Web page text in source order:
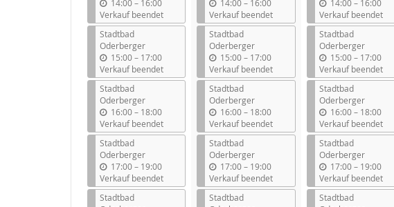
14:00–
i
s
16:00
Verkauf beendet
Stadtbad
Oderberger
15:00–b
i
s
17:00
Verkauf beendet
Stadtbad
Oderberger
16:00–b
i
s
18:00
Verkauf beendet
Stadtbad
Oderberger
17:00–b
i
s
19:00
Verkauf beendet
Stadtbad
14:00 –
i
s
16:00
Verkauf beendet
Stadtbad
Oderberger
15:00 –b
i
s
17:00
Verkauf beendet
Stadtbad
Oderberger
16:00 –b
i
s
18:00
Verkauf beendet
Stadtbad
Oderberger
17:00 –b
i
s
19:00
Verkauf beendet
Stadtbad
14:00 –
i
s
16:00
Verkauf beendet
Stadtbad
Oderberger
15:00 –b
i
s
17:00
Verkauf beendet
Stadtbad
Oderberger
16:00 –b
i
s
18:00
Verkauf beendet
Stadtbad
Oderberger
17:00 –b
i
s
19:00
Verkauf beendet
Stadtbad